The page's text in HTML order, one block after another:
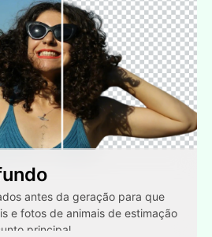
antes da geração para que
e fotos de animais de estimação
principal.